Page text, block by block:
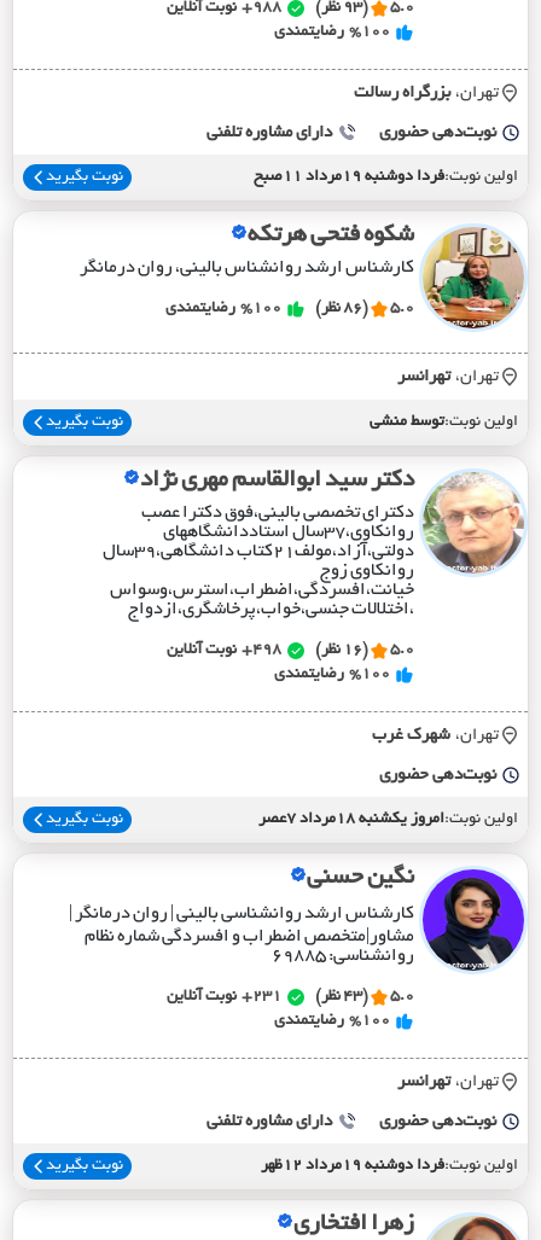
5.0 (93 نظر) 988+
نوبت آنلاین
%100 رضایتمندی
تهران، بزرگراه رسالت
نوبت‌دهی حضوری دارای مشاوره تلفنی
اولین نوبت:فردا دوشنبه 19مرداد 11صبح نوبت بگیرید
شکوه فتحی هرتکه
کارشناس ارشد روانشناس بالینی، روان درمانگر
5.0 (86 نظر) %100 رضایتمندی
تهران، تهرانسر
اولین نوبت:توسط منشی نوبت بگیرید
دکتر سید ابوالقاسم مهری نژاد
دکترای تخصصی بالینی،فوق دکترا عصب
روانکاوی،۳۷سال استاددانشگاههای
دولتی،آزاد،مولف۲۱کتاب دانشگاهی،۳۹سال
روانکاوی زوج
خیانت،افسردگی،اضطراب،استرس،وسواس
،اختلالات جنسی،خواب،پرخاشگری،ازدواج
5.0 (16 نظر) 498+
نوبت آنلاین
%100 رضایتمندی
تهران، شهرک غرب
نوبت‌دهی حضوری
اولین نوبت:امروز یکشنبه 18مرداد 7عصر نوبت بگیرید
نگین حسنی
کارشناس ارشد روانشناسی بالینی | روان درمانگر |
مشاور|متخصص اضطراب و افسردگی شماره نظام
روانشناسی: ۶۹۸۸۵
5.0 (43 نظر) 231+
نوبت آنلاین
%100 رضایتمندی
تهران، تهرانسر
نوبت‌دهی حضوری دارای مشاوره تلفنی
اولین نوبت:فردا دوشنبه 19مرداد 12ظهر نوبت بگیرید
زهرا افتخاری